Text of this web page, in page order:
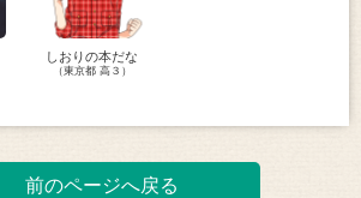
しおりの本だな
（東京都 高３）
前のページへ戻る